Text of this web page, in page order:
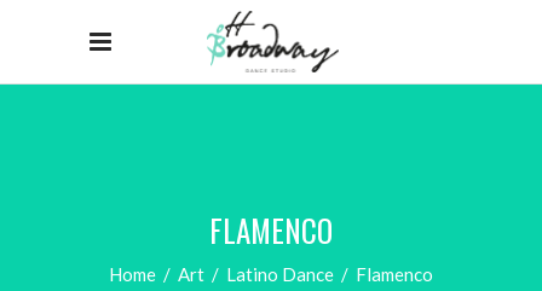
FLAMENCO
Home / Art / Latino Dance / Flamenco